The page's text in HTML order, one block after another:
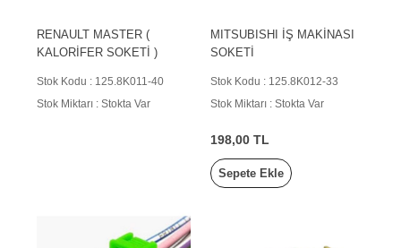
RENAULT MASTER (
KALORİFER SOKETİ )
Stok Kodu : 125.8K011-40
Stok Miktarı : Stokta Var
MITSUBISHI İŞ MAKİNASI
SOKETİ
Stok Kodu : 125.8K012-33
Stok Miktarı : Stokta Var
198,00 TL
Sepete Ekle